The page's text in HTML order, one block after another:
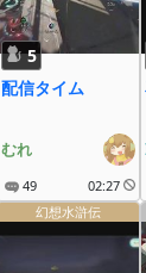
5
配信タイム
むれ
49 02:27
幻想水滸伝